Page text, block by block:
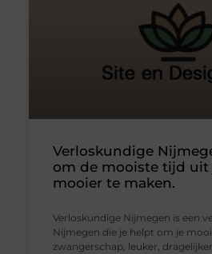
Verloskundige
om de mooiste tijd uit
mooier te maken.
Verloskundige Nijmegen is een
Nijmegen die je helpt om je
zwangerschap, leuker,